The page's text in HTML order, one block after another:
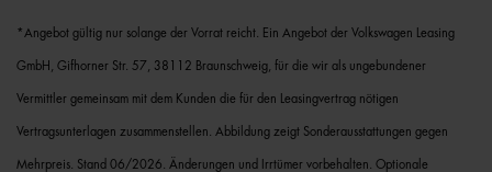
*Angebot gültig nur solange der Vorrat reicht. Ein Angebot der Volkswagen Leasing
GmbH, Gifhorner Str. 57, 38112 Braunschweig, für die wir als ungebundener
Vermittler gemeinsam mit dem Kunden die für den Leasingvertrag nötigen
Vertragsunterlagen zusammenstellen. Abbildung zeigt Sonderausstattungen gegen
Mehrpreis. Stand 06/2026. Änderungen und Irrtümer vorbehalten. Optionale